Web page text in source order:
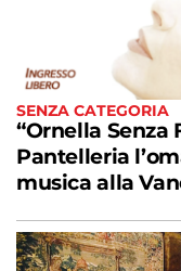
SENZA CATEGORIA
“Ornella Senza
Pantelleria
musica alla